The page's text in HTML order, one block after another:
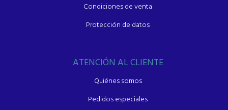
Condiciones de venta
Protección de datos
ATENCIÓN AL CLIENTE
Quiénes somos
Pedidos especiales